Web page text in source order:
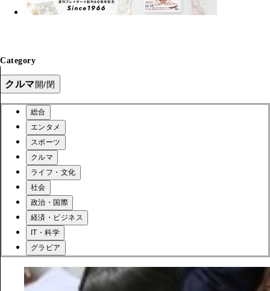
Category
クルマ開/閉
総合
エンタメ
スポーツ
クルマ
ライフ・文化
社会
政治・国際
経済・ビジネス
IT・科学
グラビア